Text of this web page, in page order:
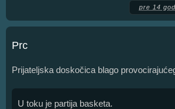
pre 14
Prc
Prijateljska doskočica blago
U toku je partija basketa.